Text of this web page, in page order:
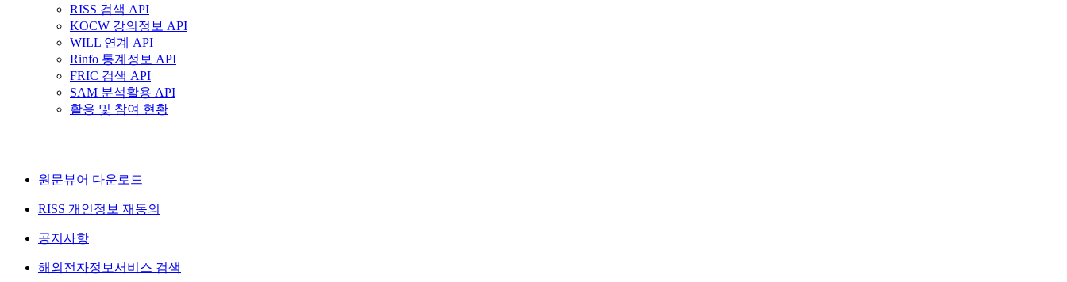
RISS 검색 API
KOCW 강의정보 API
WILL 연계 API
Rinfo 통계정보 API
FRIC 검색 API
SAM 분석활용 API
활용 및 참여 현황
원문뷰어 다운로드
RISS 개인정보 재동의
공지사항
해외전자정보서비스 검색